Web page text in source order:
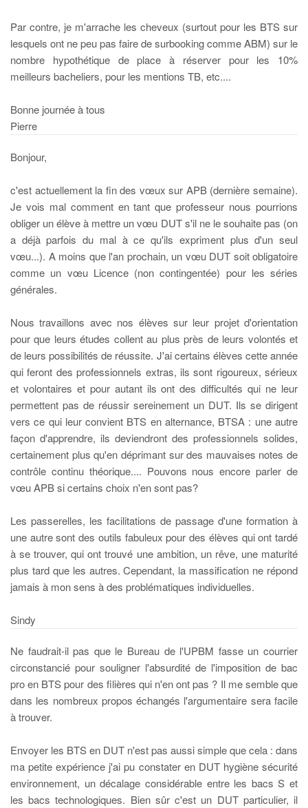
Par contre, je m'arrache les cheveux (surtout pour les BTS sur
lesquels ont ne peu pas faire de surbooking comme ABM) sur le
nombre hypothétique de place à réserver pour les 10%
meilleurs bacheliers, pour les mentions TB, etc....
Bonne journée à tous
Pierre
Bonjour,
c'est actuellement la fin des vœux sur APB (dernière semaine).
Je vois mal comment en tant que professeur nous pourrions
obliger un élève à mettre un vœu DUT s'il ne le souhaite pas (on
a déjà parfois du mal à ce qu'ils expriment plus d'un seul
vœu...). A moins que l'an prochain, un vœu DUT soit obligatoire
comme un vœu Licence (non contingentée) pour les séries
générales.
Nous travaillons avec nos élèves sur leur projet d'orientation
pour que leurs études collent au plus près de leurs volontés et
de leurs possibilités de réussite. J'ai certains élèves cette année
qui feront des professionnels extras, ils sont rigoureux, sérieux
et volontaires et pour autant ils ont des difficultés qui ne leur
permettent pas de réussir sereinement un DUT. Ils se dirigent
vers ce qui leur convient BTS en alternance, BTSA : une autre
façon d'apprendre, ils deviendront des professionnels solides,
certainement plus qu'en déprimant sur des mauvaises notes de
contrôle continu théorique.... Pouvons nous encore parler de
vœu APB si certains choix n'en sont pas?
Les passerelles, les facilitations de passage d'une formation à
une autre sont des outils fabuleux pour des élèves qui ont tardé
à se trouver, qui ont trouvé une ambition, un rêve, une maturité
plus tard que les autres. Cependant, la massification ne répond
jamais à mon sens à des problématiques individuelles.
Sindy
Ne faudrait-il pas que le Bureau de l'UPBM fasse un courrier
circonstancié pour souligner l'absurdité de l'imposition de bac
pro en BTS pour des filières qui n'en ont pas ? Il me semble que
dans les nombreux propos échangés l'argumentaire sera facile
à trouver.
Envoyer les BTS en DUT n'est pas aussi simple que cela : dans
ma petite expérience j'ai pu constater en DUT hygiène sécurité
environnement, un décalage considérable entre les bacs S et
les bacs technologiques. Bien sûr c'est un DUT particulier, il